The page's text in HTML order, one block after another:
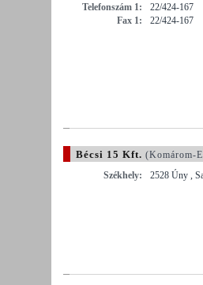
Telefonszám 1:
22/424-167
Fax 1:
22/424-167
Bécsi 15 Kft. (Komárom-
Székhely:
2528 Úny ,